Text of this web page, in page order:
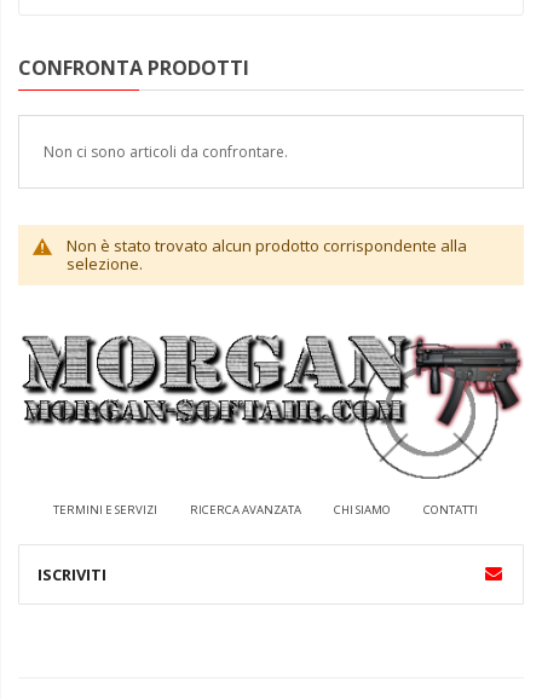
CONFRONTA PRODOTTI
Non ci sono articoli da confrontare.
Non è stato trovato alcun prodotto corrispondente alla
selezione.
TERMINI E SERVIZI RICERCA AVANZATA CHI SIAMO CONTATTI